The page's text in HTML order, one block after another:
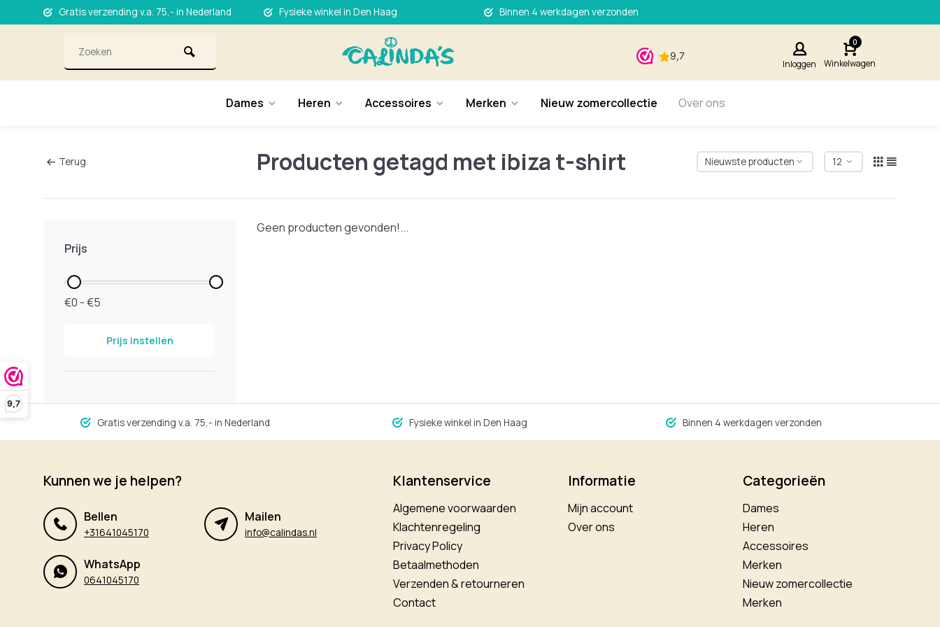
9,7
Gratis verzending v.a. 75,- in Nederland Fysieke winkel in Den Haag Binnen 4 werkdagen verzonden
Inloggen
0
Winkelwagen
Dames Heren Accessoires Merken Nieuw zomercollectie Over ons
Terug Producten getagd met ibiza t-shirt
Prijs
€0 - €5
Prijs instellen
Geen producten gevonden!...
Gratis verzending v.a. 75,- in Nederland Fysieke winkel in Den Haag Binnen 4 werkdagen verzonden
Kunnen we je helpen?
Bellen
+31641045170
Mailen
info@calindas.nl
WhatsApp
0641045170
Klantenservice
Algemene voorwaarden
Klachtenregeling
Privacy Policy
Betaalmethoden
Verzenden & retourneren
Contact
Informatie
Mijn account
Over ons
Categorieën
Dames
Heren
Accessoires
Merken
Nieuw zomercollectie
Merken